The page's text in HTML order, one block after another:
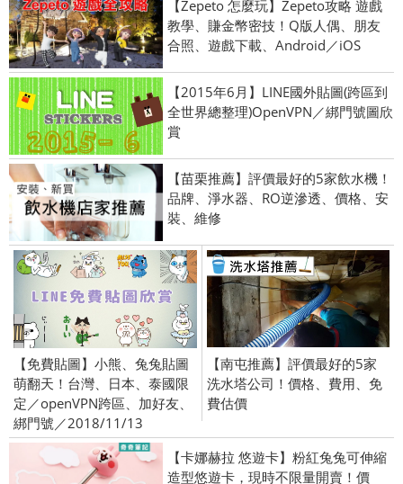
【Zepeto 怎麼玩】Zepeto攻略 遊戲
教學、賺金幣密技！Q版人偶、朋友
合照、遊戲下載、Android／iOS
【2015年6月】LINE國外貼圖(跨區到
全世界總整理)OpenVPN／綁門號圖欣
賞
【苗栗推薦】評價最好的5家飲水機！
品牌、淨水器、RO逆滲透、價格、安
裝、維修
【免費貼圖】小熊、兔兔貼圖
萌翻天！台灣、日本、泰國限
定／openVPN跨區、加好友、
綁門號／2018/11/13
【南屯推薦】評價最好的5家
洗水塔公司！價格、費用、免
費估價
【卡娜赫拉 悠遊卡】粉紅兔兔可伸縮
造型悠遊卡，現時不限量開賣！價